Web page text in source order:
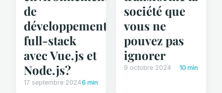
de
développement
full-stack
avec Vue.js et
Node.js?
17 septembre 20246 min
société que
vous ne
pouvez pas
ignorer
9 octobre 2024 10 min